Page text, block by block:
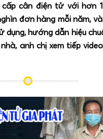
cân điện tử với hơn
đơn hàng mỗi năm,
dụng, hướng dẫn hiệu
anh chị xem tiếp